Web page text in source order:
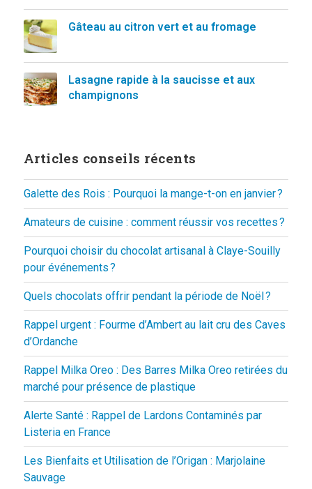
Gâteau au citron vert et au fromage
Lasagne rapide à la saucisse et aux
champignons
Articles conseils récents
Galette des Rois : Pourquoi la mange-t-on en janvier ?
Amateurs de cuisine : comment réussir vos recettes ?
Pourquoi choisir du chocolat artisanal à Claye-Souilly
pour événements ?
Quels chocolats offrir pendant la période de Noël ?
Rappel urgent : Fourme d’Ambert au lait cru des Caves
d’Ordanche
Rappel Milka Oreo : Des Barres Milka Oreo retirées du
marché pour présence de plastique
Alerte Santé : Rappel de Lardons Contaminés par
Listeria en France
Les Bienfaits et Utilisation de l’Origan : Marjolaine
Sauvage